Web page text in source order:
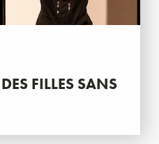
FILLES SANS